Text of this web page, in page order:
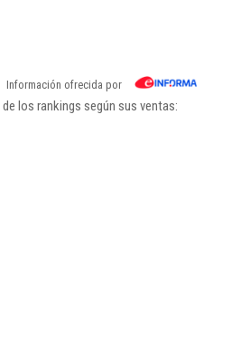
Información ofrecida por
los rankings según sus ventas: